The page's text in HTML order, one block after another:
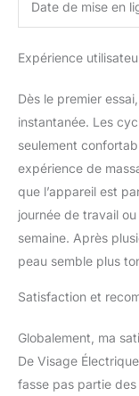
Date de mise en
Expérience
Dès le premier
instantanée. Les
seulement
expérience de
que l’appareil est
journée de travail
semaine. Après
peau semble plus
Satisfaction et
Globalement, ma
De Visage
fasse pas partie